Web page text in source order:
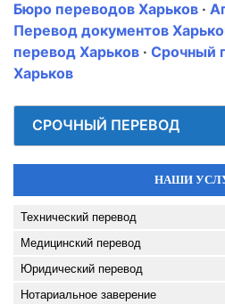
Бюро переводов Харьков ·
Перевод документов
перевод Харьков · Срочный
Харьков
СРОЧНЫЙ ПЕРЕВОД
НАШИ
Технический перевод
Медицинский перевод
Юридический перевод
Нотариальное заверение